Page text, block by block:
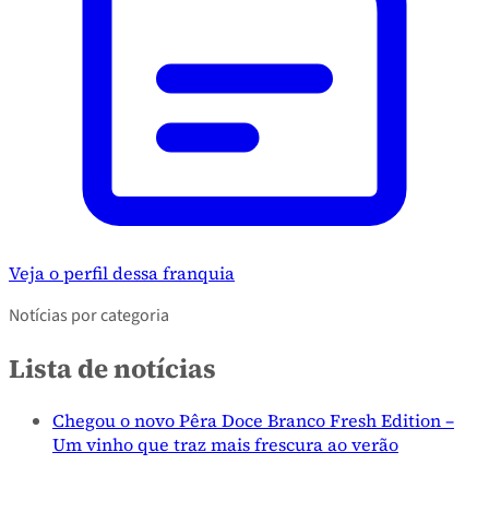
Veja o perfil dessa franquia
Notícias por categoria
Lista de notícias
Chegou o novo Pêra Doce Branco Fresh Edition –
Um vinho que traz mais frescura ao verão